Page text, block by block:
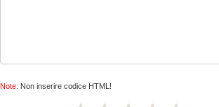
Note: Non inserire codice HTML!